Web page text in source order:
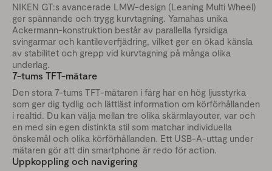
NIKEN GT:s avancerade LMW-design (Leaning Multi Wheel)
ger spännande och trygg kurvtagning. Yamahas unika
Ackermann-konstruktion består av parallella fyrsidiga
svingarmar och kantileverfjädring, vilket ger en ökad känsla
av stabilitet och grepp vid kurvtagning på många olika
underlag.
7-tums TFT-mätare
Den stora 7-tums TFT-mätaren i färg har en hög ljusstyrka
som ger dig tydlig och lättläst information om körförhållanden
i realtid. Du kan välja mellan tre olika skärmlayouter, var och
en med sin egen distinkta stil som matchar individuella
önskemål och olika körförhållanden. Ett USB-A-uttag under
mätaren gör att din smartphone är redo för action.
Uppkoppling och navigering